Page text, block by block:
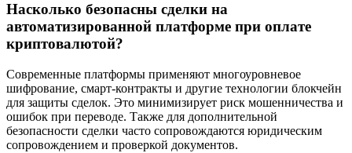
Насколько безопасны сделки на
автоматизированной платформе при оплате
криптовалютой?
Современные платформы применяют многоуровневое
шифрование, смарт-контракты и другие технологии блокчейн
для защиты сделок. Это минимизирует риск мошенничества и
ошибок при переводе. Также для дополнительной
безопасности сделки часто сопровождаются юридическим
сопровождением и проверкой документов.